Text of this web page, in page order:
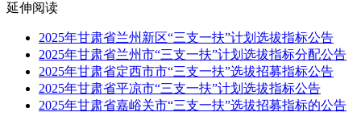
延伸阅读
2025年甘肃省兰州新区“三支一扶”计划选拔指标公告
2025年甘肃省兰州市“三支一扶”计划选拔指标分配公告
2025年甘肃省定西市市“三支一扶”选拔招募指标公告
2025年甘肃省平凉市“三支一扶”计划选拔指标公告
2025年甘肃省嘉峪关市“三支一扶”选拔招募指标的公告